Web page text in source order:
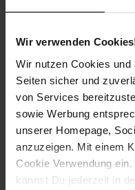
Wir verwenden
Wir nutzen Cookies und
Seiten sicher und
von Services
sowie Werbung
unserer Homepage,
anzuzeigen. Mit einem
Cookie Verwendung
kannst Du jederzeit in
Folge
Hinweis: Aus Gründen
wir im Textverlauf die